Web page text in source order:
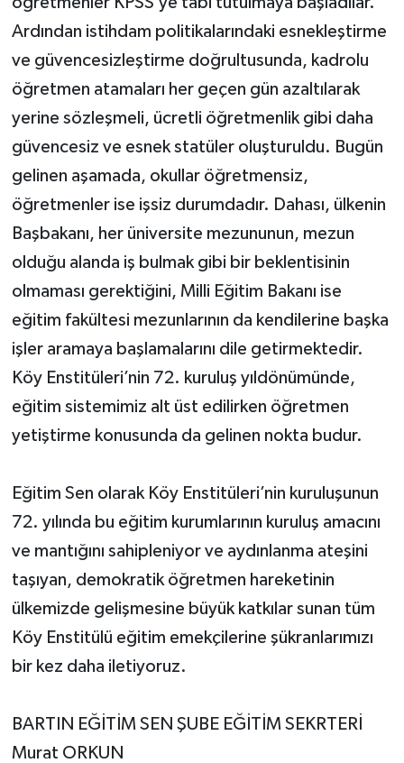
Ardından istihdam politikalarındaki esnekleştirme
ve güvencesizleştirme doğrultusunda, kadrolu
öğretmen atamaları her geçen gün azaltılarak
yerine sözleşmeli, ücretli öğretmenlik gibi daha
güvencesiz ve esnek statüler oluşturuldu. Bugün
gelinen aşamada, okullar öğretmensiz,
öğretmenler ise işsiz durumdadır. Dahası, ülkenin
Başbakanı, her üniversite mezununun, mezun
olduğu alanda iş bulmak gibi bir beklentisinin
olmaması gerektiğini, Milli Eğitim Bakanı ise
eğitim fakültesi mezunlarının da kendilerine başka
işler aramaya başlamalarını dile getirmektedir.
Köy Enstitüleri’nin 72. kuruluş yıldönümünde,
eğitim sistemimiz alt üst edilirken öğretmen
yetiştirme konusunda da gelinen nokta budur.
Eğitim Sen olarak Köy Enstitüleri’nin kuruluşunun
72. yılında bu eğitim kurumlarının kuruluş amacını
ve mantığını sahipleniyor ve aydınlanma ateşini
taşıyan, demokratik öğretmen hareketinin
ülkemizde gelişmesine büyük katkılar sunan tüm
Köy Enstitülü eğitim emekçilerine şükranlarımızı
bir kez daha iletiyoruz.
BARTIN EĞİTİM SEN ŞUBE EĞİTİM SEKRTERİ
Murat ORKUN